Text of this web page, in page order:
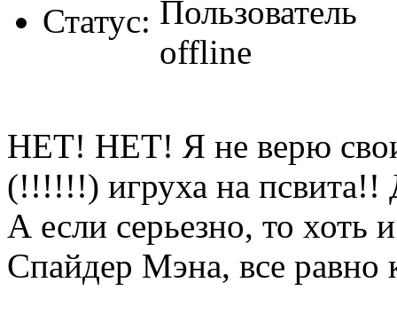
Статус:
НЕТ! НЕТ! Я не верю
(!!!!!!) игруха на псвита!!
А если серьезно, то хоть
Спайдер Мэна, все